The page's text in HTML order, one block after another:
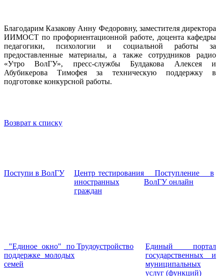
Благодарим Казакову Анну Федоровну, заместителя директора
ИИМОСТ по профориентационной работе, доцента кафедры
педагогики, психологии и социальной работы за
предоставленные материалы, а также сотрудников радио
«Утро ВолГУ», пресс-службы Булдакова Алексея и
Абубикерова Тимофея за техническую поддержку в
подготовке конкурсной работы.
Возврат к списку
Поступи в ВолГУ
Центр тестирования
иностранных
граждан
Поступление в
ВолГУ онлайн
"Единое окно" по
поддержке молодых
семей
Трудоустройство
Единый портал
государственных и
муниципальных
услуг (функций)